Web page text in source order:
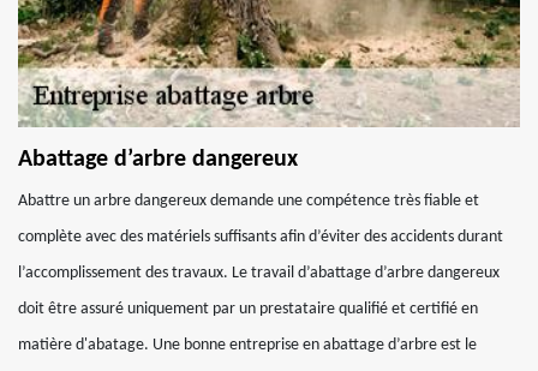
Abattage d’arbre dangereux
Abattre un arbre dangereux demande une compétence très fiable et
complète avec des matériels suffisants afin d’éviter des accidents durant
l’accomplissement des travaux. Le travail d’abattage d’arbre dangereux
doit être assuré uniquement par un prestataire qualifié et certifié en
matière d'abatage. Une bonne entreprise en abattage d’arbre est le